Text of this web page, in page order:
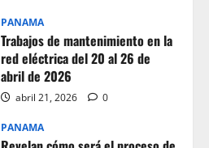
PANAMA
Trabajos de mantenimiento en la
red eléctrica del 20 al 26 de
abril de 2026
abril 21, 2026 0
PANAMA